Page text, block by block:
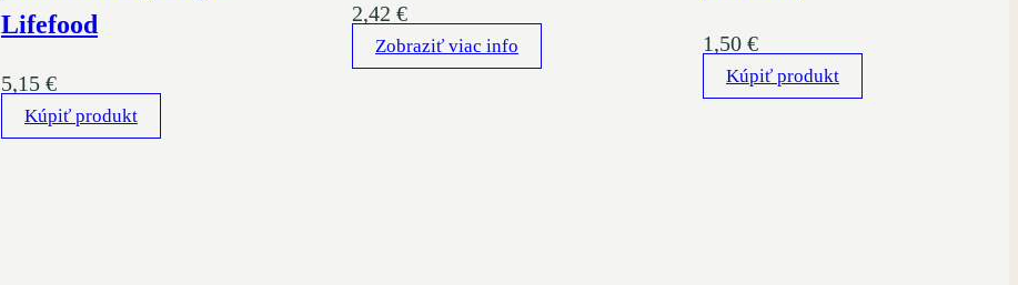
Lifefood
5,15 €
Kúpiť produkt
2,42 €
Zobraziť viac info 1,50 €
Kúpiť produkt